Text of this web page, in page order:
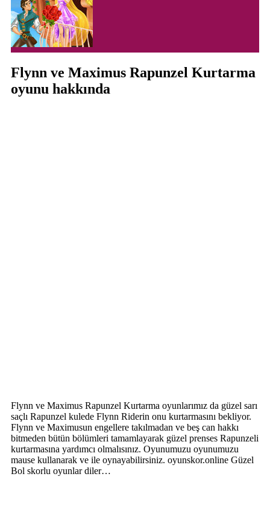
Flynn ve Maximus Rapunzel Kurtarma
oyunu hakkında
Flynn ve Maximus Rapunzel Kurtarma oyunlarımız da güzel sarı
saçlı Rapunzel kulede Flynn Riderin onu kurtarmasını bekliyor.
Flynn ve Maximusun engellere takılmadan ve beş can hakkı
bitmeden bütün bölümleri tamamlayarak güzel prenses Rapunzeli
kurtarmasına yardımcı olmalısınız. Oyunumuzu oyunumuzu
mause kullanarak ve ile oynayabilirsiniz. oyunskor.online Güzel
Bol skorlu oyunlar diler…